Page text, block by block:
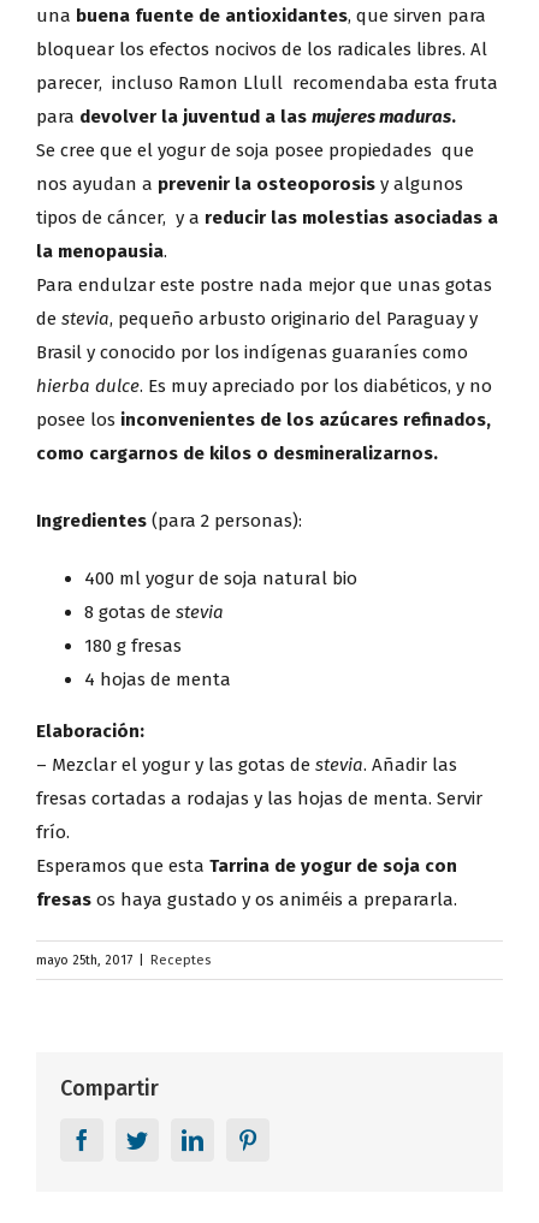
una buena fuente de antioxidantes, que sirven para
bloquear los efectos nocivos de los radicales libres. Al
parecer, incluso Ramon Llull recomendaba esta fruta
para devolver la juventud a las mujeres maduras.
Se cree que el yogur de soja posee propiedades que
nos ayudan a prevenir la osteoporosis y algunos
tipos de cáncer, y a reducir las molestias asociadas a
la menopausia.
Para endulzar este postre nada mejor que unas gotas
de stevia, pequeño arbusto originario del Paraguay y
Brasil y conocido por los indígenas guaraníes como
hierba dulce. Es muy apreciado por los diabéticos, y no
posee los inconvenientes de los azúcares refinados,
como cargarnos de kilos o desmineralizarnos.
Ingredientes (para 2 personas):
400 ml yogur de soja natural bio
8 gotas de stevia
180 g fresas
4 hojas de menta
Elaboración:
– Mezclar el yogur y las gotas de stevia. Añadir las
fresas cortadas a rodajas y las hojas de menta. Servir
frío.
Esperamos que esta Tarrina de yogur de soja con
fresas os haya gustado y os animéis a prepararla.
mayo 25th, 2017 Receptes
Compartir
FacebookTwitterLinkedIn